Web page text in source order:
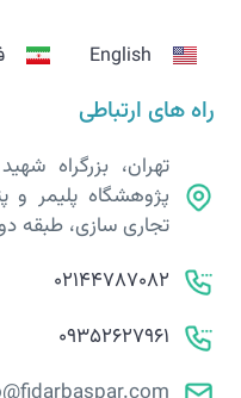
English
راه های ارتباطی
تهران، بزرگراه
پژوهشگاه پلیمر و
تجاری سازی، طبقه
02144787082
09352627961